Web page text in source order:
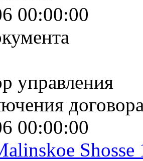
00:00:00
управления
00:00:00
Shosse